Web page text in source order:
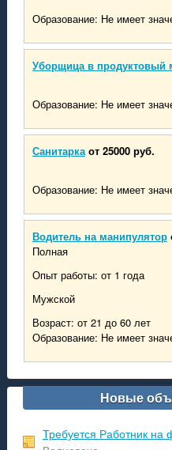
Образование: Не имеет
Уборщица в продуктовый
Образование: Не имеет
Санитарка от 25000 руб.
Образование: Не имеет
Водитель на манипулятор
Полная
Опыт работы: от 1 года
Мужской
Возраст: от 21 до 60 лет
Образование: Не имеет
Новые
Требуется Работник на